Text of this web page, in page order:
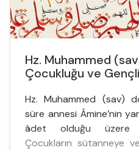
Hz. Muhammed
Çocukluğu ve
Hz. Muhammed (sav)
süre annesi Âmine’nin
âdet olduğu üzere
Çocukların sütanneye